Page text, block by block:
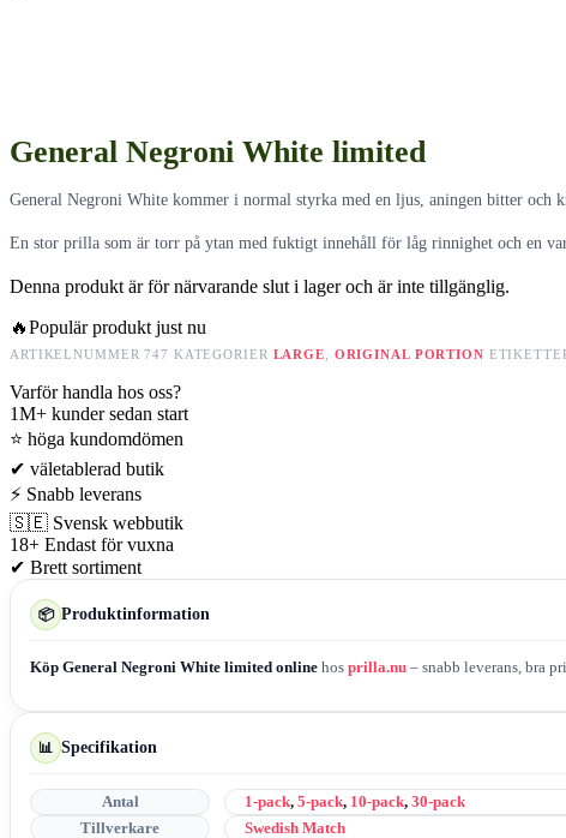
General Negroni White limited
General Negroni White kommer i normal styrka med en ljus, aningen bitter och
En stor prilla som är torr på ytan med fuktigt innehåll för låg rinnighet och en
Denna produkt är för närvarande slut i lager och är inte tillgänglig.
🔥Populär produkt just nu
ARTIKELNUMMER747 KATEGORIER LARGE ORIGINAL PORTION
Varför handla hos oss?
1M+ kunder sedan start
⭐ höga kundomdömen
✔ väletablerad butik
⚡ Snabb leverans
🇸🇪 Svensk webbutik
18+ Endast för vuxna
✔ Brett sortiment
📦 Produktinformation
Köp General Negroni White limited online hos prilla.nu – snabb leverans, bra
📊 Specifikation
Antal 1-pack, 5-pack, 10-pack, 30-pack
Tillverkare
Swedish Match